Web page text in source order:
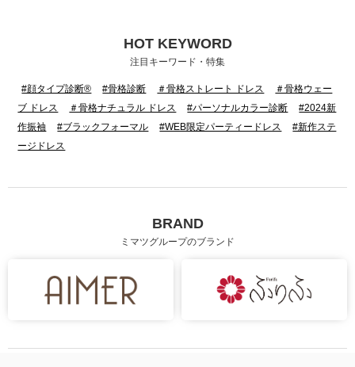
HOT KEYWORD
注目キーワード・特集
#顔タイプ診断® #骨格診断 ＃骨格ストレート ドレス
＃骨格ウェー
ブ ドレス
＃骨格ナチュラル ドレス #パーソナルカラー診断
#2024新
作振袖
#ブラックフォーマル #WEB限定パーティードレス
#新作ステ
ージドレス
BRAND
ミマツグループのブランド